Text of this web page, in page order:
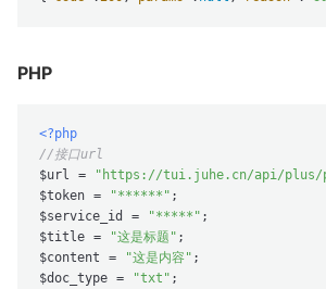
PHP
<?php
//接口url
$url =
"https://tui.juhe.cn/api/plus/
$token =
"******" ;
$service_id =
"*****" ;
$title =
"这是标题" ;
$content =
"这是内容" ;
$doc_type =
"txt" ;